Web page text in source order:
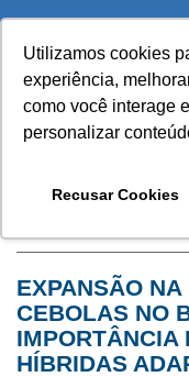
Utilizamos cookies
experiência,
como você interage
personalizar
Recusar Cookies
to Content
EXPANSÃO
CEBOLAS NO
IMPORTÂNCIA
HÍBRIDAS